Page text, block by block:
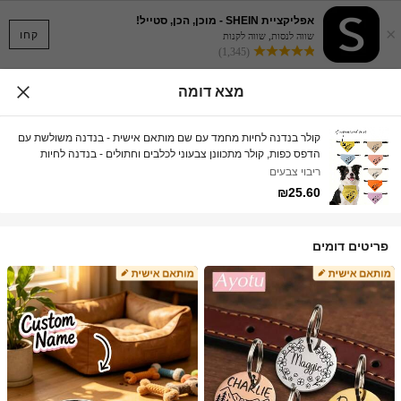
קחו ×
אפליקציית SHEIN - מוכן, הכן, סטייל!
שווה לנסות, שווה לקנות
(1,345)
מצא דומה
קולר בנדנה לחיות מחמד עם שם מותאם אישית - בנדנה משולשת עם
הדפס כפות, קולר מתכוונן צבעוני לכלבים וחתולים - בנדנה לחיות
מחמד עם הדפס כפות אופנתית - קולר בנדנה משולשת עם שם מותאם
אישית, אביזר לחיות מחמד צבעוני לכלבים וחתולים - קולר בנדנה
ריבוי צבעים
₪25.60
פריטים דומים